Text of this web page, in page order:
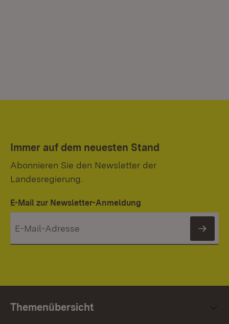
Immer auf dem neuesten Stand
Abonnieren Sie den Newsletter der
Landesregierung.
E-Mail zur Newsletter-Anmeldung
Themenübersicht